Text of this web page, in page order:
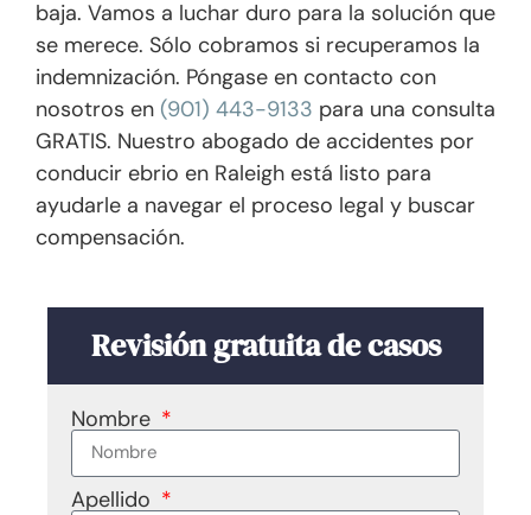
baja. Vamos a luchar duro para la solución que
se merece. Sólo cobramos si recuperamos la
indemnización. Póngase en contacto con
nosotros en (901) 443-9133 para una consulta
GRATIS. Nuestro abogado de accidentes por
conducir ebrio en Raleigh está listo para
ayudarle a navegar el proceso legal y buscar
compensación.
Revisión gratuita de casos
Nombre
Apellido